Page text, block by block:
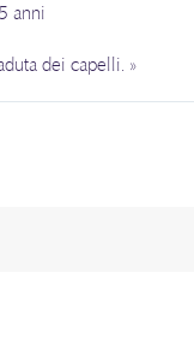
anni
dei capelli. »